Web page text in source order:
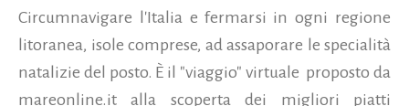
Circumnavigare l'Italia e fermarsi in ogni regione
litoranea, isole comprese, ad assaporare le specialità
natalizie del posto. È il "viaggio" virtuale proposto da
mareonline.it alla scoperta dei migliori piatti